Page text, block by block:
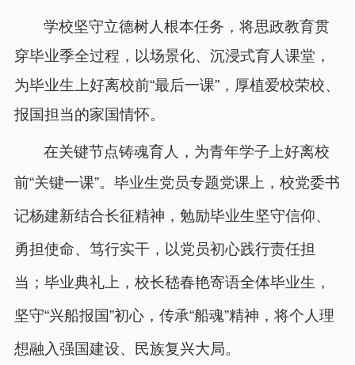
学校坚守立德树人根本任务，将思政教育贯
穿毕业季全过程，以场景化、沉浸式育人课堂，
为毕业生上好离校前“最后一课”，厚植爱校荣校、
报国担当的家国情怀。
在关键节点铸魂育人，为青年学子上好离校
前“关键一课”。毕业生党员专题党课上，校党委书
记杨建新结合长征精神，勉励毕业生坚守信仰、
勇担使命、笃行实干，以党员初心践行责任担
当；毕业典礼上，校长嵇春艳寄语全体毕业生，
坚守“兴船报国”初心，传承“船魂”精神，将个人理
想融入强国建设、民族复兴大局。